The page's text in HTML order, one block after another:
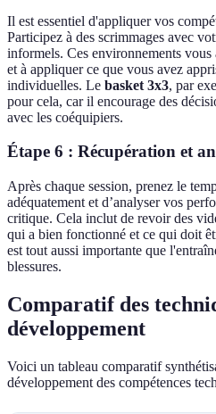
Il est essentiel d'appliquer vos
Participez à des scrimmages avec
informels. Ces environnements vous
et à appliquer ce que vous avez
individuelles. Le basket 3x3, par
pour cela, car il encourage des
avec les coéquipiers.
Étape 6 : Récupération et
Après chaque session, prenez le
adéquatement et d’analyser vos
critique. Cela inclut de revoir des
qui a bien fonctionné et ce qui doit
est tout aussi importante que
blessures.
Comparatif des
développement
Voici un tableau comparatif
développement des compétences